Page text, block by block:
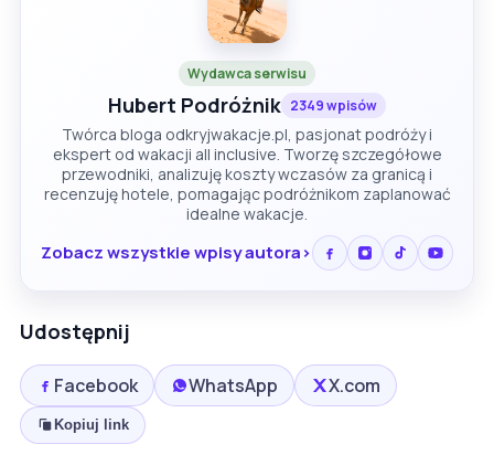
Wydawca serwisu
Hubert Podróżnik 2349 wpisów
Twórca bloga odkryjwakacje.pl, pasjonat podróży i
ekspert od wakacji all inclusive. Tworzę szczegółowe
przewodniki, analizuję koszty wczasów za granicą i
recenzuję hotele, pomagając podróżnikom zaplanować
idealne wakacje.
Zobacz wszystkie wpisy autora
Udostępnij
Facebook WhatsApp X.com
Kopiuj link